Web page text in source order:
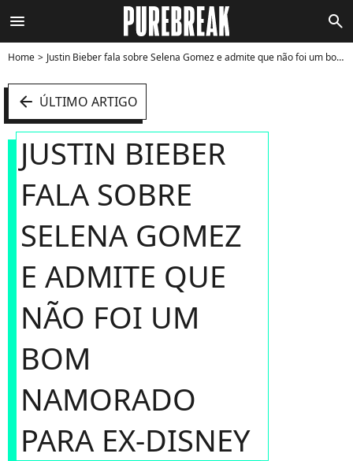
menu search
Home Justin Bieber fala sobre Selena Gomez e admite que não foi um bom namorado para ex-Disney - Foto
arrow_left ÚLTIMO ARTIGO
JUSTIN BIEBER
FALA SOBRE
SELENA GOMEZ
E ADMITE QUE
NÃO FOI UM
BOM
NAMORADO
PARA EX-DISNEY